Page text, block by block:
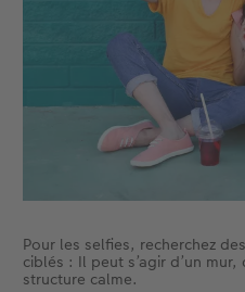
Pour les selfies, recherchez
ciblés : Il peut s’agir d’un
structure calme.